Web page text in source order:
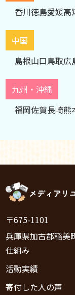
香川徳島愛媛高
中国
島根山口鳥取広
九州・沖縄
福岡佐賀長崎熊
メディアリ
〒675-1101
兵庫県加古郡稲美
仕組み
活動実績
寄付した人の声